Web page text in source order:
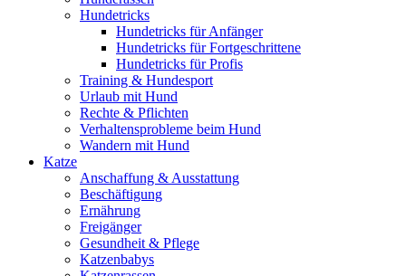
Hundetricks
Hundetricks für Anfänger
Hundetricks für Fortgeschrittene
Hundetricks für Profis
Training & Hundesport
Urlaub mit Hund
Rechte & Pflichten
Verhaltensprobleme beim Hund
Wandern mit Hund
Katze
Anschaffung & Ausstattung
Beschäftigung
Ernährung
Freigänger
Gesundheit & Pflege
Katzenbabys